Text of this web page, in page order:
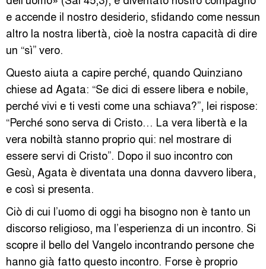
e accende il nostro desiderio, sfidando come nessun
altro la nostra libertà, cioè la nostra capacità di dire
un “sì” vero.
Questo aiuta a capire perché, quando Quinziano
chiese ad Agata: “Se dici di essere libera e nobile,
perché vivi e ti vesti come una schiava?”, lei rispose:
“Perché sono serva di Cristo… La vera libertà e la
vera nobiltà stanno proprio qui: nel mostrare di
essere servi di Cristo”. Dopo il suo incontro con
Gesù, Agata è diventata una donna davvero libera,
e così si presenta.
Ciò di cui l’uomo di oggi ha bisogno non è tanto un
discorso religioso, ma l’esperienza di un incontro. Si
scopre il bello del Vangelo incontrando persone che
hanno già fatto questo incontro. Forse è proprio